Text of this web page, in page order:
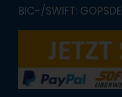
BIC-/SWIFT: